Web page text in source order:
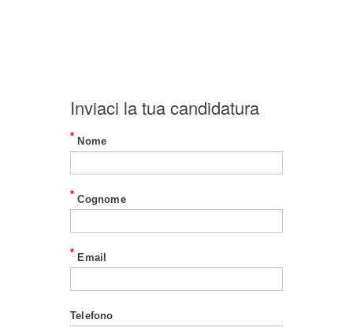
Inviaci la tua candidatura
* Nome
* Cognome
* Email
Telefono